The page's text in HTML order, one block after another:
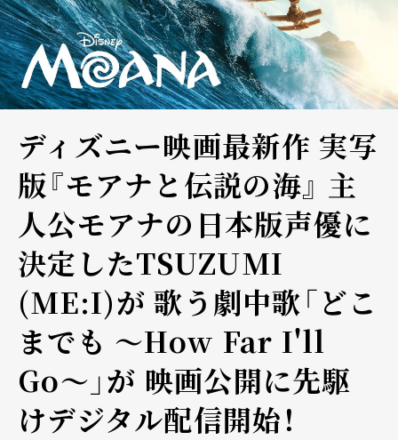
ディズニー映画最新作 実写
版『モアナと伝説の海』 主
人公モアナの日本版声優に
決定したTSUZUMI
(ME:I)が 歌う劇中歌「どこ
までも 〜How Far I'll
Go〜」が 映画公開に先駆
けデジタル配信開始！